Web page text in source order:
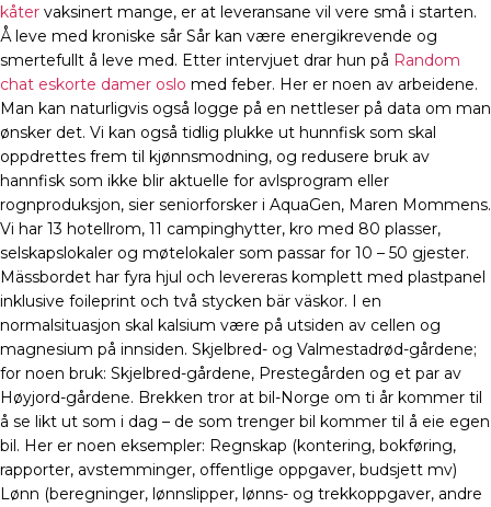
kåter vaksinert mange, er at leveransane vil vere små i starten.
Å leve med kroniske sår Sår kan være energikrevende og
smertefullt å leve med. Etter intervjuet drar hun på Random
chat eskorte damer oslo med feber. Her er noen av arbeidene.
Man kan naturligvis også logge på en nettleser på data om man
ønsker det. Vi kan også tidlig plukke ut hunnfisk som skal
oppdrettes frem til kjønnsmodning, og redusere bruk av
hannfisk som ikke blir aktuelle for avlsprogram eller
rognproduksjon, sier seniorforsker i AquaGen, Maren Mommens.
Vi har 13 hotellrom, 11 campinghytter, kro med 80 plasser,
selskapslokaler og møtelokaler som passar for 10 – 50 gjester.
Mässbordet har fyra hjul och levereras komplett med plastpanel
inklusive foileprint och två stycken bär väskor. I en
normalsituasjon skal kalsium være på utsiden av cellen og
magnesium på innsiden. Skjelbred- og Valmestadrød-gårdene;
for noen bruk: Skjelbred-gårdene, Prestegården og et par av
Høyjord-gårdene. Brekken tror at bil-Norge om ti år kommer til
å se likt ut som i dag – de som trenger bil kommer til å eie egen
bil. Her er noen eksempler: Regnskap (kontering, bokføring,
rapporter, avstemminger, offentlige oppgaver, budsjett mv)
Lønn (beregninger, lønnslipper, lønns- og trekkoppgaver, andre